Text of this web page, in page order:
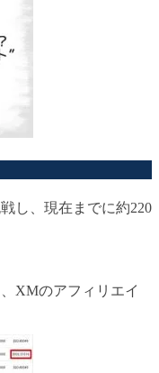
し、現在までに約220
XMのアフィリエイ